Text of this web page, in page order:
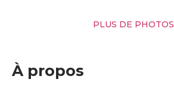
PLUS DE PHOTOS
À propos